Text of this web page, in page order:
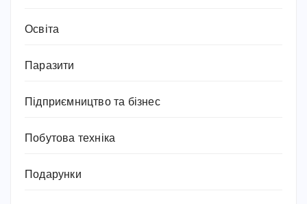
Освіта
Паразити
Підприємництво та бізнес
Побутова техніка
Подарунки